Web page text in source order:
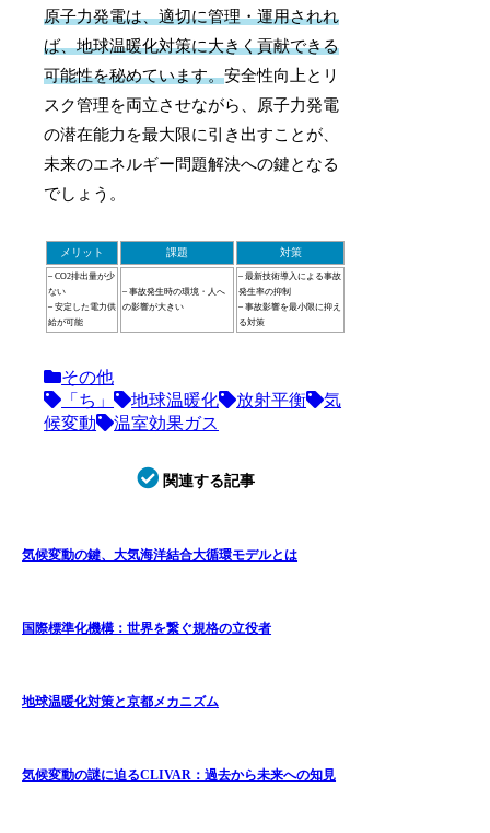
原子力発電は、適切に管理・運用されれ
ば、地球温暖化対策に大きく貢献できる
可能性を秘めています。安全性向上とリ
スク管理を両立させながら、原子力発電
の潜在能力を最大限に引き出すことが、
未来のエネルギー問題解決への鍵となる
でしょう。
メリット 課題 対策
– CO2排出量が少
ない
– 安定した電力供
給が可能
– 事故発生時の環境・人へ
の影響が大きい
– 最新技術導入による事故
発生率の抑制
– 事故影響を最小限に抑え
る対策
その他
「ち」
地球温暖化 放射平衡
気
候変動
温室効果ガス
関連する記事
気候変動の鍵、大気海洋結合大循環モデルとは
国際標準化機構：世界を繋ぐ規格の立役者
地球温暖化対策と京都メカニズム
気候変動の謎に迫るCLIVAR：過去から未来への知見